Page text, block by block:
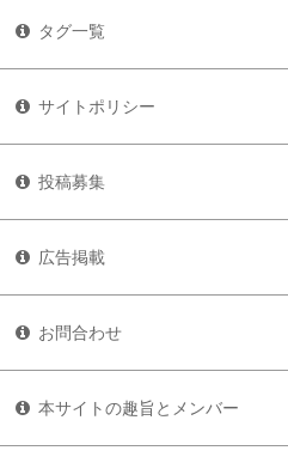
タグ一覧
サイトポリシー
投稿募集
広告掲載
お問合わせ
本サイトの趣旨とメンバー